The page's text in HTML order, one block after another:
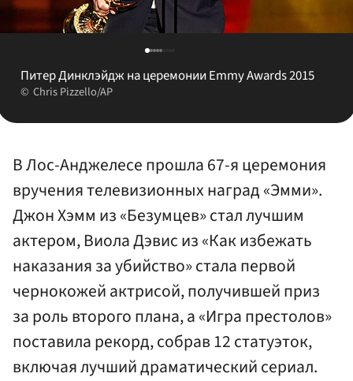
Питер Динклэйдж на церемонии Emmy Awards 2015
Chris Pizzello/AP
В Лос-Анджелесе прошла 67-я церемония
вручения телевизионных наград «Эмми».
Джон Хэмм из «Безумцев» стал лучшим
актером, Виола Дэвис из «Как избежать
наказания за убийство» стала первой
чернокожей актрисой, получившей приз
за роль второго плана, а «Игра престолов»
поставила рекорд, собрав 12 статуэток,
включая лучший драматический сериал.